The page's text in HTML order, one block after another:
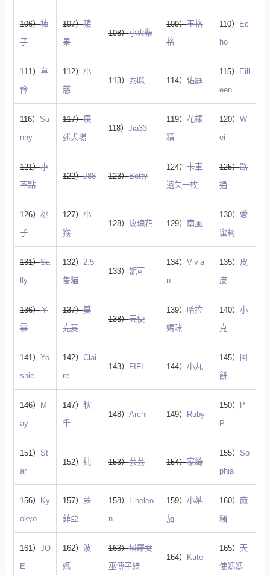
106）柿
子
107）蘋
果
108）小火柴
109）玉格
格
110）
Ec
ho
111） 韋
伶
112） 小
慈
113）泰咪 114） 佑庭
115）
Eill
een
116） Su
nny
117）瘋
迷犬場
118）Jia33
119） 花樣
精
120） W
ei
121）小
不點
122）J88 123）Betty
124） 卡車
遺失一枚
125）路
過
126） 桃
子
127） 小
猴
128）玫瑰花 129）南風
130）愛
蜜莉
131）Sa
lly
132） 2.5
隻貓
133） 妮可
134） Vivia
n
135） 皮
皮
136）ㄚ
雲
137）莫
克夏
138）天使
139） 哈拉
媽咪
140） 小
克
141） Yo
shie
142）Clai
re
143）FIFI 144）小丸
145）
阿
餅
146）
M
ay
147） 秋
千
148） Archi 149） Ruby
150）
P
P
151） St
ar
152） 純 153）芸芸 154）家綺
155） So
phia
156）
Ky
okyo
157） 蘇
菲亞
158）
Lineleo
n
159） 小蕃
茄
160） 麻
糬
161） JO
E
162） 波
媽
163）塔羅女
巫傅子綺
164） Kate
165） 天
使媽媽